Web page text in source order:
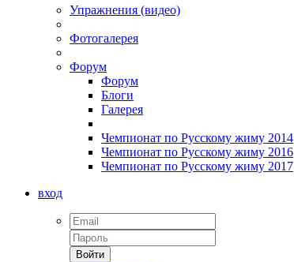
Упражнения (видео)
Фотогалерея
Форум
Форум
Блоги
Галерея
Чемпионат по Русскому жиму 2014
Чемпионат по Русскому жиму 2016
Чемпионат по Русскому жиму 2017
вход
Войти